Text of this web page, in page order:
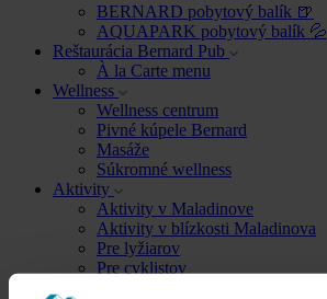
BERNARD pobytový balík 🍺
AQUAPARK pobytový balík 💦
Reštaurácia Bernard Pub
À la Carte menu
Wellness
Wellness centrum
Pivné kúpele Bernard
Masáže
Súkromné wellness
Aktivity
Aktivity v Maladinove
Aktivity v blízkosti Maladinova
Pre lyžiarov
Pre cyklistov